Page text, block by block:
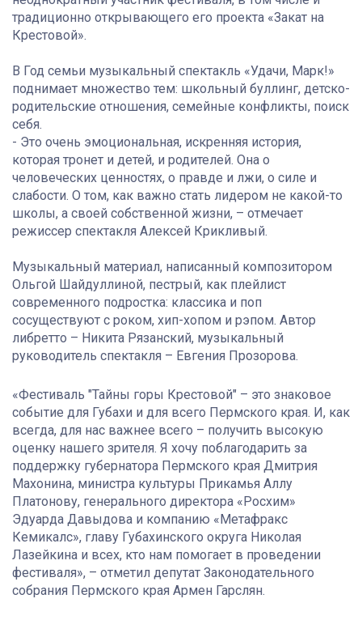
традиционно открывающего его проекта «Закат на
Крестовой».
В Год семьи музыкальный спектакль «Удачи, Марк!»
поднимает множество тем: школьный буллинг, детско-
родительские отношения, семейные конфликты, поиск
себя.
- Это очень эмоциональная, искренняя история,
которая тронет и детей, и родителей. Она о
человеческих ценностях, о правде и лжи, о силе и
слабости. О том, как важно стать лидером не какой-то
школы, а своей собственной жизни, – отмечает
режиссер спектакля Алексей Крикливый.
Музыкальный материал, написанный композитором
Ольгой Шайдуллиной, пестрый, как плейлист
современного подростка: классика и поп
сосуществуют с роком, хип-хопом и рэпом. Автор
либретто – Никита Рязанский, музыкальный
руководитель спектакля – Евгения Прозорова.
«Фестиваль "Тайны горы Крестовой" – это знаковое
событие для Губахи и для всего Пермского края. И, как
всегда, для нас важнее всего – получить высокую
оценку нашего зрителя. Я хочу поблагодарить за
поддержку губернатора Пермского края Дмитрия
Махонина, министра культуры Прикамья Аллу
Платонову, генерального директора «Росхим»
Эдуарда Давыдова и компанию «Метафракс
Кемикалс», главу Губахинского округа Николая
Лазейкина и всех, кто нам помогает в проведении
фестиваля», – отметил депутат Законодательного
собрания Пермского края Армен Гарслян.